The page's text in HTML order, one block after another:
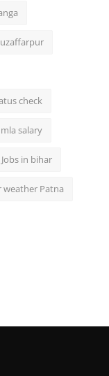
check
salary
Jobs in bihar
weather Patna